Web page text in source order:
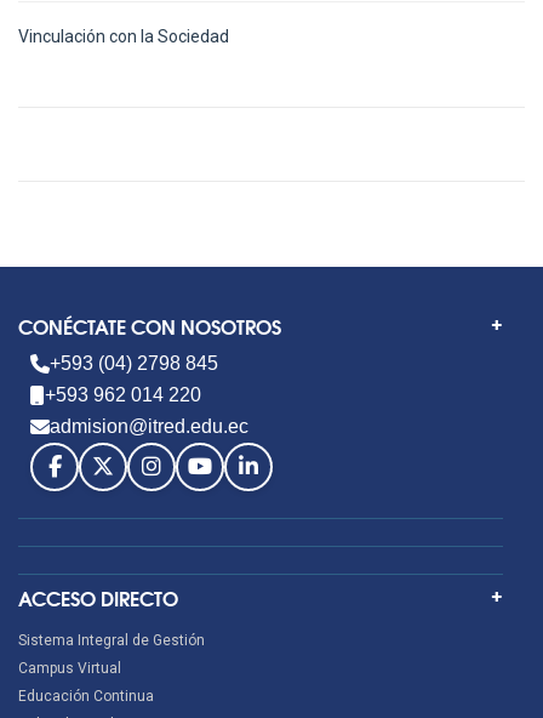
Vinculación con la Sociedad
CONÉCTATE CON NOSOTROS
+593 (04) 2798 845
+593 962 014 220
admision@itred.edu.ec
ACCESO DIRECTO
Sistema Integral de Gestión
Campus Virtual
Educación Continua